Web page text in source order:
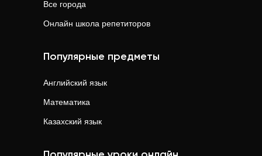
Все города
Онлайн школа репетиторов
Популярные предметы
Английский язык
Математика
Казахский язык